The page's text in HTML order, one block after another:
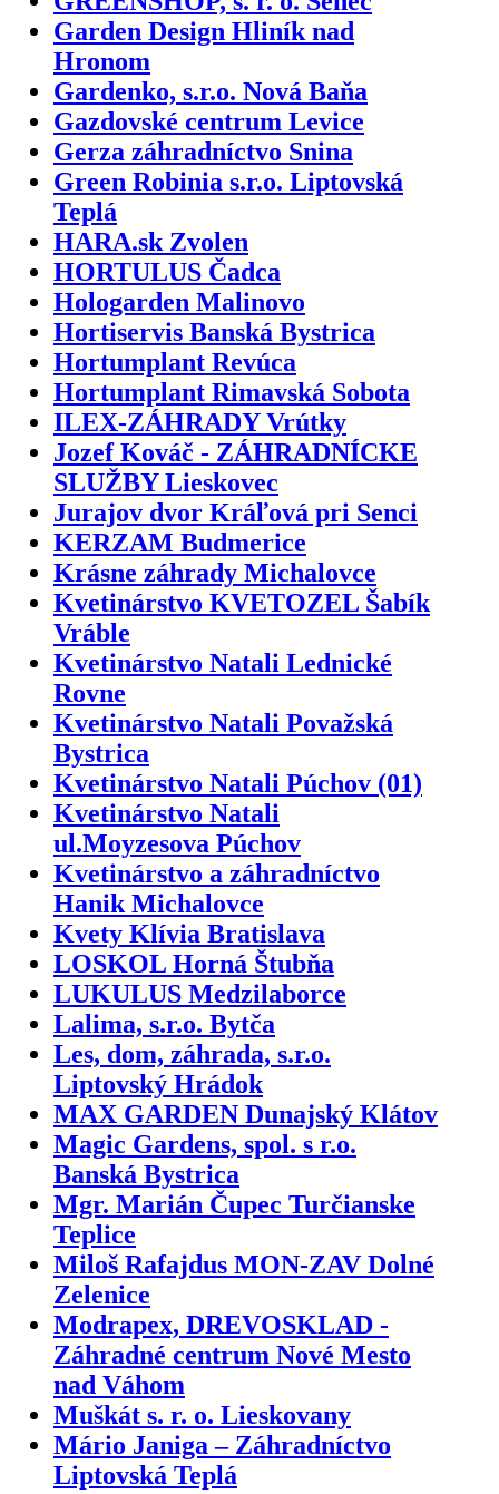
Garden Design Hliník nad
Hronom
Gardenko, s.r.o. Nová Baňa
Gazdovské centrum Levice
Gerza záhradníctvo Snina
Green Robinia s.r.o. Liptovská
Teplá
HARA.sk Zvolen
HORTULUS Čadca
Hologarden Malinovo
Hortiservis Banská Bystrica
Hortumplant Revúca
Hortumplant Rimavská Sobota
ILEX-ZÁHRADY Vrútky
Jozef Kováč - ZÁHRADNÍCKE
SLUŽBY Lieskovec
Jurajov dvor Kráľová pri Senci
KERZAM Budmerice
Krásne záhrady Michalovce
Kvetinárstvo KVETOZEL Šabík
Vráble
Kvetinárstvo Natali Lednické
Rovne
Kvetinárstvo Natali Považská
Bystrica
Kvetinárstvo Natali Púchov (01)
Kvetinárstvo Natali
ul.Moyzesova Púchov
Kvetinárstvo a záhradníctvo
Hanik Michalovce
Kvety Klívia Bratislava
LOSKOL Horná Štubňa
LUKULUS Medzilaborce
Lalima, s.r.o. Bytča
Les, dom, záhrada, s.r.o.
Liptovský Hrádok
MAX GARDEN Dunajský Klátov
Magic Gardens, spol. s r.o.
Banská Bystrica
Mgr. Marián Čupec Turčianske
Teplice
Miloš Rafajdus MON-ZAV Dolné
Zelenice
Modrapex, DREVOSKLAD -
Záhradné centrum Nové Mesto
nad Váhom
Muškát s. r. o. Lieskovany
Mário Janiga – Záhradníctvo
Liptovská Teplá